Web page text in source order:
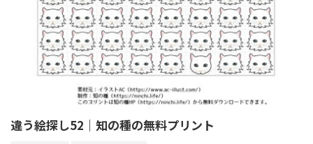
違う絵探し52｜知の種の無料プリント